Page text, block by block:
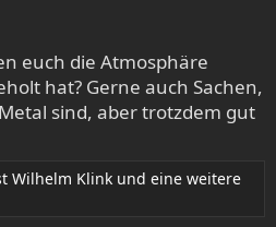
euch die Atmosphäre
hat? Gerne auch Sachen,
sind, aber trotzdem gut
Wilhelm Klink und eine weitere